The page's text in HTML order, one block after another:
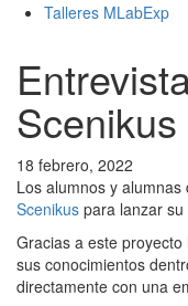
Talleres MLabExp
18 febrero, 2022
Los alumnos y alumnas
Scenikus para lanzar
Gracias a este
sus conocimientos
directamente con una